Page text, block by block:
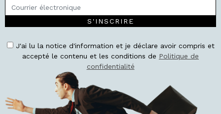
S'INSCRIRE
J'ai lu la notice d'information et je déclare avoir compris et
accepté le contenu et les conditions de Politique de
confidentialité